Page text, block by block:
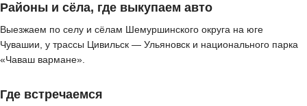
Районы и сёла, где выкупаем авто
Выезжаем по селу и сёлам Шемуршинского округа на юге
Чувашии, у трассы Цивильск — Ульяновск и национального парка
«Чаваш вармане».
Где встречаемся